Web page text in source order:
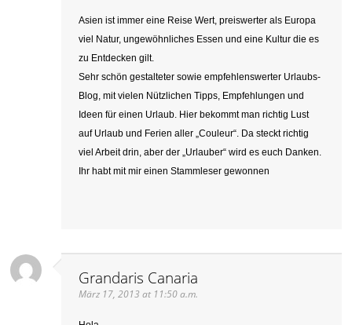
Asien ist immer eine Reise Wert, preiswerter als Europa
viel Natur, ungewöhnliches Essen und eine Kultur die es
zu Entdecken gilt.
Sehr schön gestalteter sowie empfehlenswerter Urlaubs-
Blog, mit vielen Nützlichen Tipps, Empfehlungen und
Ideen für einen Urlaub. Hier bekommt man richtig Lust
auf Urlaub und Ferien aller „Couleur“. Da steckt richtig
viel Arbeit drin, aber der „Urlauber“ wird es euch Danken.
Ihr habt mit mir einen Stammleser gewonnen
Grandaris Canaria
März 17, 2013 at 11:50 a.m.